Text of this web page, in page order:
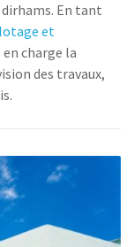
En tant
et
en charge la
des travaux,